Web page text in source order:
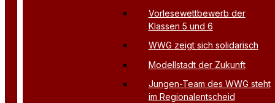
Vorlesewettbewerb der
Klassen 5 und 6
WWG zeigt sich solidarisch
Modellstadt der Zukunft
Jungen-Team des WWG steht
im Regionalentscheid